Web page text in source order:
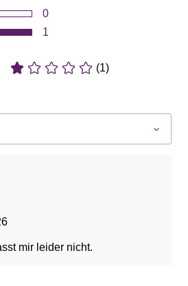
0
1
(1)
Farben. Passt mir leider nicht.